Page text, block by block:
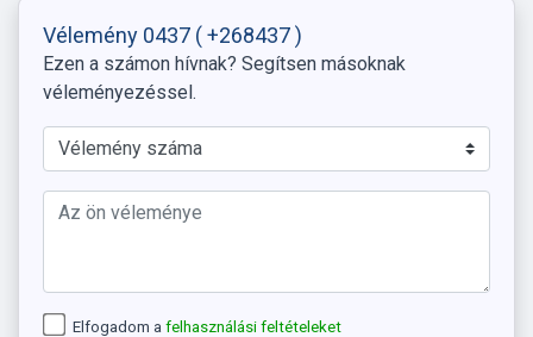
Vélemény 0437 ( +268437 )
Ezen a számon hívnak? Segítsen másoknak
véleményezéssel.
Elfogadom a felhasználási feltételeket